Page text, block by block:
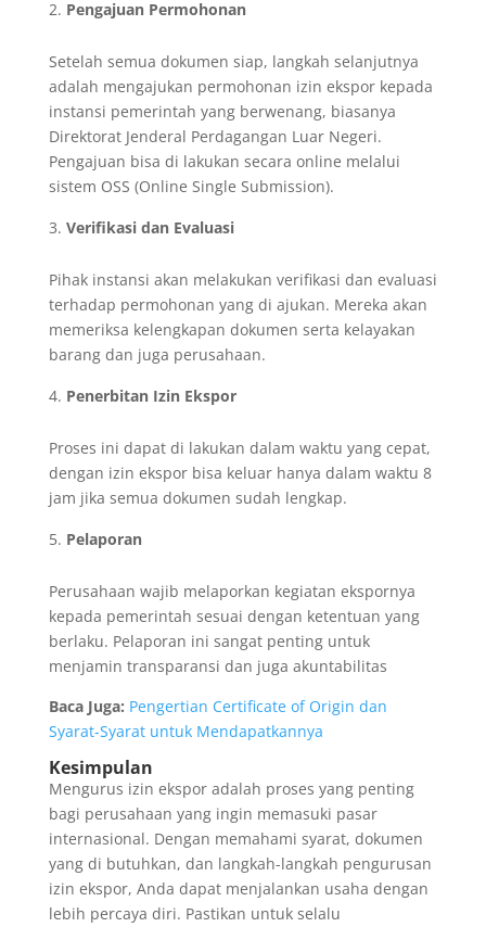
Pengajuan Permohonan
Setelah semua dokumen siap, langkah selanjutnya
adalah mengajukan permohonan izin ekspor kepada
instansi pemerintah yang berwenang, biasanya
Direktorat Jenderal Perdagangan Luar Negeri.
Pengajuan bisa di lakukan secara online melalui
sistem OSS (Online Single Submission).
Verifikasi dan Evaluasi
Pihak instansi akan melakukan verifikasi dan evaluasi
terhadap permohonan yang di ajukan. Mereka akan
memeriksa kelengkapan dokumen serta kelayakan
barang dan juga perusahaan.
Penerbitan Izin Ekspor
Proses ini dapat di lakukan dalam waktu yang cepat,
dengan izin ekspor bisa keluar hanya dalam waktu 8
jam jika semua dokumen sudah lengkap.
Pelaporan
Perusahaan wajib melaporkan kegiatan ekspornya
kepada pemerintah sesuai dengan ketentuan yang
berlaku. Pelaporan ini sangat penting untuk
menjamin transparansi dan juga akuntabilitas
Baca Juga: Pengertian Certificate of Origin dan
Syarat-Syarat untuk Mendapatkannya
Kesimpulan
Mengurus izin ekspor adalah proses yang penting
bagi perusahaan yang ingin memasuki pasar
internasional. Dengan memahami syarat, dokumen
yang di butuhkan, dan langkah-langkah pengurusan
izin ekspor, Anda dapat menjalankan usaha dengan
lebih percaya diri. Pastikan untuk selalu